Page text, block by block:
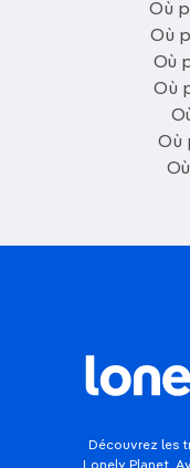
Où
Où
Où
Où
Où
Découvrez les